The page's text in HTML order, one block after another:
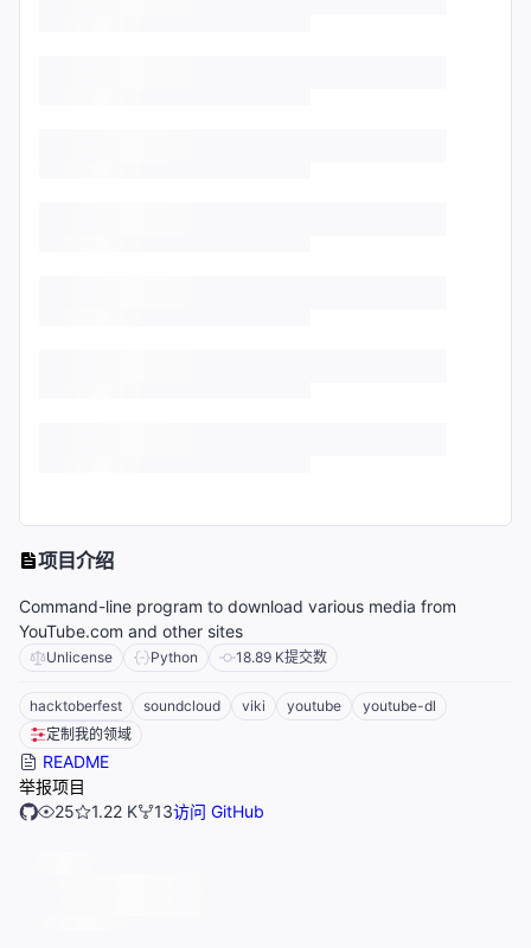
项目介绍
Command-line program to download various media from
YouTube.com and other sites
Unlicense Python 18.89 K提交数
hacktoberfest soundcloud viki youtube
youtube-dl
定制我的领域
README
举报项目
25
1.22 K 13访问 GitHub